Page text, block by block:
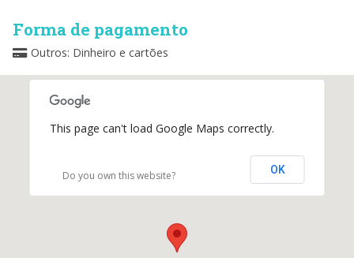
Forma de pagamento
Outros: Dinheiro e cartões
This page can't load Google Maps correctly.
Do you own this website? OK